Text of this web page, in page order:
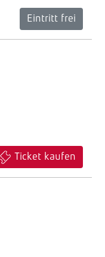
Eintritt frei
Ticket kaufen